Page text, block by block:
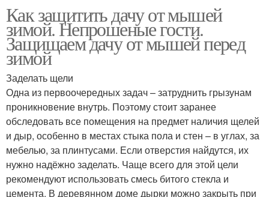
Как защитить дачу от мышей
зимой. Непрошеные гости.
Защищаем дачу от мышей перед
зимой
Заделать щели
Одна из первоочередных задач – затруднить грызунам
проникновение внутрь. Поэтому стоит заранее
обследовать все помещения на предмет наличия щелей
и дыр, особенно в местах стыка пола и стен – в углах, за
мебелью, за плинтусами. Если отверстия найдутся, их
нужно надёжно заделать. Чаще всего для этой цели
рекомендуют использовать смесь битого стекла и
цемента. В деревянном доме дырки можно закрыть при